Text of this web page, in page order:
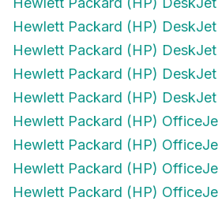
Hewlett Packard (HP)
Hewlett Packard (HP)
Hewlett Packard (HP)
Hewlett Packard (HP)
Hewlett Packard (HP)
Hewlett Packard (HP)
Hewlett Packard (HP)
Hewlett Packard (HP)